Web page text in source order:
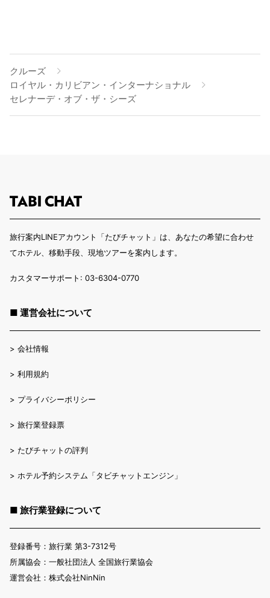
クルーズ
ロイヤル・カリビアン・インターナショナル
セレナーデ・オブ・ザ・シーズ
旅行案内LINEアカウント「たびチャット」は、あなたの希望に合わせ
てホテル、移動手段、現地ツアーを案内します。
カスタマーサポート: 03-6304-0770
■ 運営会社について
> 会社情報
> 利用規約
> プライバシーポリシー
> 旅行業登録票
> たびチャットの評判
> ホテル予約システム「タビチャットエンジン」
■ 旅行業登録について
登録番号：旅行業 第3-7312号
所属協会：一般社団法人 全国旅行業協会
運営会社：株式会社NinNin